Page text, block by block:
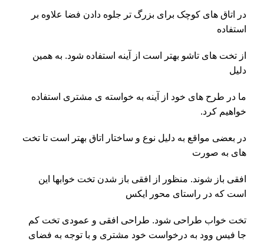
در اتاق های کوچک برای بزرگ تر جلوه دادن فضا علاوه بر
استفاده
از تخت های تاشو بهتر است از آینه استفاده شود. به همین
دلیل
ما در طرح های خود از آینه به خواسته ی مشتری استفاده
خواهیم کرد.
در بعضی مواقع به دلیل نوع و ساختار اتاق بهتر است تا تخت
های به صورت
افقی باز شوند. منظور از افقی باز شدن تخت خوابها این
است که در راستای محور ایکس
تخت خواب طراحی شود. طراحی افقی و عمودی تخت کم
جا فیس وود به درخواست خود مشتری و با توجه به فضای